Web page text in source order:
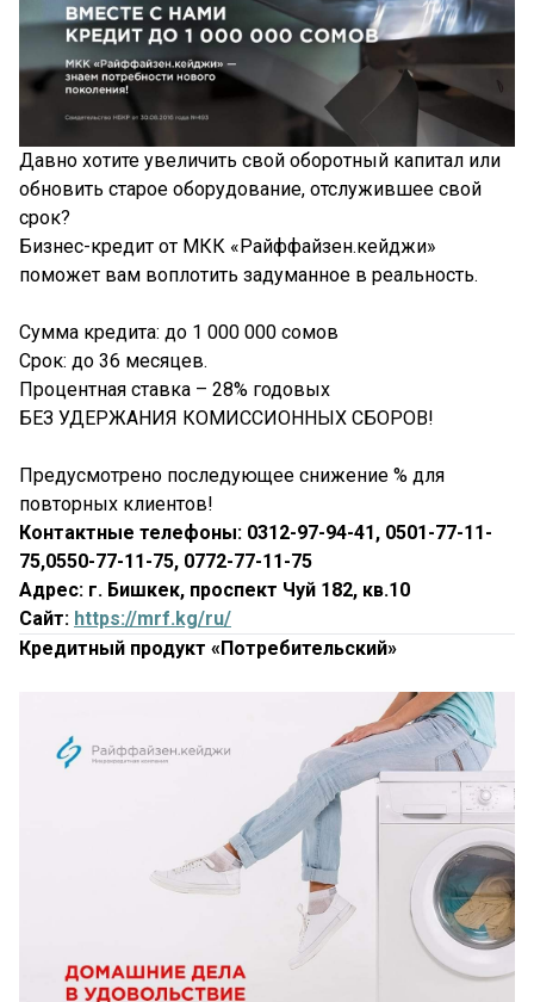
Давно хотите увеличить свой оборотный капитал или
обновить старое оборудование, отслужившее свой
срок?
Бизнес-кредит от МКК «Райффайзен.кейджи»
поможет вам воплотить задуманное в реальность.
Сумма кредита: до 1 000 000 сомов
Срок: до 36 месяцев.
Процентная ставка – 28% годовых
БЕЗ УДЕРЖАНИЯ КОМИССИОННЫХ СБОРОВ!
Предусмотрено последующее снижение % для
повторных клиентов!
Контактные телефоны: 0312-97-94-41, 0501-77-11-
75,0550-77-11-75, 0772-77-11-75
Адрес: г. Бишкек, проспект Чуй 182, кв.10
Сайт: https://mrf.kg/ru/
Кредитный продукт «Потребительский»